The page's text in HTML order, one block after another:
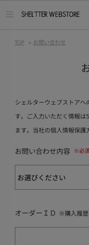
TOP > お問い合わせ
シェルターウェブストアへ
す。ご入力いただく情報は
ます。当社の個人情報保護
お問い合わせ内容
オーダーＩＤ ※購入履歴